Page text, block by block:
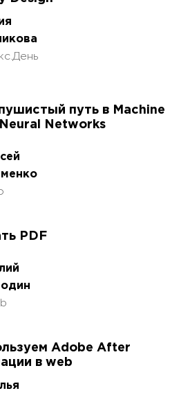
путь в Machine
Networks
PDF
Adobe After
в web